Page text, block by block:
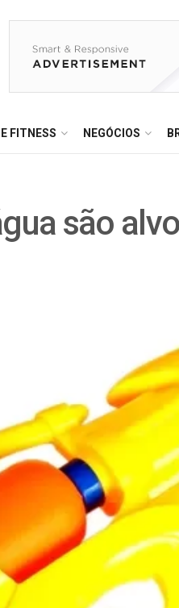
FITNESS NEGÓCIOS
são